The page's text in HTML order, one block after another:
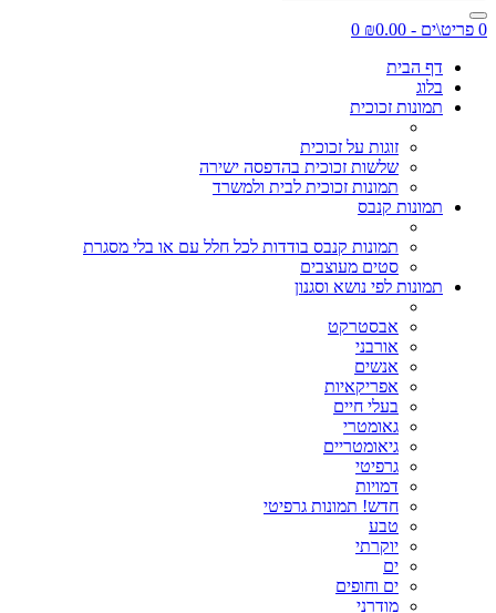
0 פריט\ים - ₪0.00
0
דף הבית
בלוג
תמונות זכוכית
זוגות על זכוכית
שלשות זכוכית בהדפסה ישירה
תמונות זכוכית לבית ולמשרד
תמונות קנבס
תמונות קנבס בודדות לכל חלל עם או בלי מסגרת
סטים מעוצבים
תמונות לפי נושא וסגנון
אבסטרקט
אורבני
אנשים
אפריקאיות
בעלי חיים
גאומטרי
גיאומטריים
גרפיטי
דמויות
חדש! תמונות גרפיטי
טבע
יוקרתי
ים
ים וחופים
מודרני